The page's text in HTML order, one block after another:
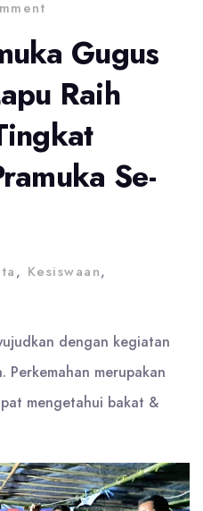
Gugus
Raih
Se-
, Kesiswaan,
dengan kegiatan
Perkemahan merupakan
mengetahui bakat &